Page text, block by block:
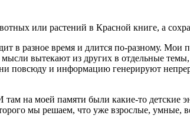
или растений в Красной книге, а
в разное время и длится по-разному. Мои
вытекают из других в отдельные темы,
повсюду и информацию генерируют
на моей памяти были какие-то детские
мы решаем, что уже взрослые, умные,